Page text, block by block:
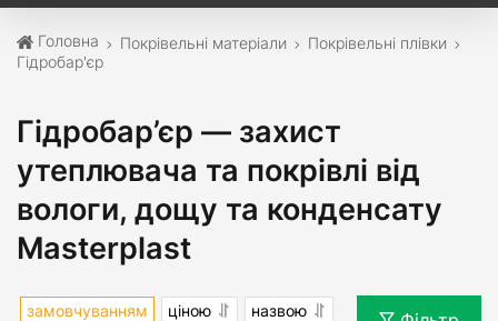
Головна Покрівельні матеріали
Покрівельні плівки
Гідробар'єр
Гідробар’єр — захист
утеплювача та покрівлі від
вологи, дощу та конденсату
Masterplast
замовчуванням ціною
назвою